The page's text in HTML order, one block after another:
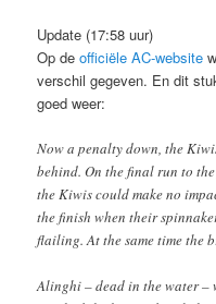
Update (17:58 uur)
Op deofficiële AC-website
verschil gegeven. En dit
goed weer:
Now a penalty down, the
behind. On the final run to
the Kiwis could make no
the finish when their
flailing. At the same time the
Alinghi – dead in the water –